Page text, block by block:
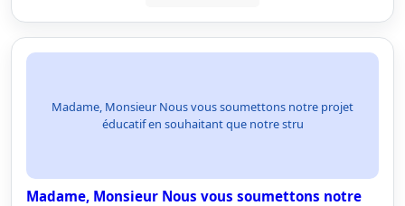
Madame, Monsieur Nous vous soumettons notre projet
éducatif en souhaitant que notre stru
Madame, Monsieur Nous vous soumettons notre